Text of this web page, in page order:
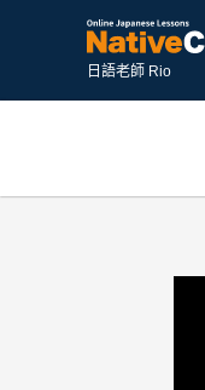
日語老師 Rio